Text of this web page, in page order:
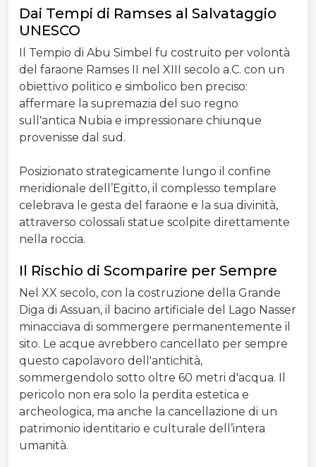
Dai Tempi di Ramses al Salvataggio
UNESCO
Il Tempio di Abu Simbel fu costruito per volontà
del faraone Ramses II nel XIII secolo a.C. con un
obiettivo politico e simbolico ben preciso:
affermare la supremazia del suo regno
sull'antica Nubia e impressionare chiunque
provenisse dal sud.
Posizionato strategicamente lungo il confine
meridionale dell’Egitto, il complesso templare
celebrava le gesta del faraone e la sua divinità,
attraverso colossali statue scolpite direttamente
nella roccia.
Il Rischio di Scomparire per Sempre
Nel XX secolo, con la costruzione della Grande
Diga di Assuan, il bacino artificiale del Lago Nasser
minacciava di sommergere permanentemente il
sito. Le acque avrebbero cancellato per sempre
questo capolavoro dell'antichità,
sommergendolo sotto oltre 60 metri d'acqua. Il
pericolo non era solo la perdita estetica e
archeologica, ma anche la cancellazione di un
patrimonio identitario e culturale dell’intera
umanità.